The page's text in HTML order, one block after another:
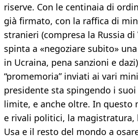
riserve. Con le centinaia di
già firmato, con la raffica di
stranieri (compresa la Russia
spinta a «negoziare subito»
in Ucraina, pena sanzioni e
“promemoria” inviati ai vari
presidente sta spingendo i
limite, e anche oltre. In questo
e rivali politici, la magistratura,
Usa e il resto del mondo a